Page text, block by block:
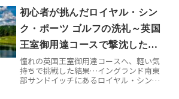
回目は縄文杉トレッキングで体力不足に
より途中リタイア...
初心者が挑んだロイヤル・シン
ク・ポーツ ゴルフの洗礼～英国
王室御用達コースで撃沈した理
由
憧れの英国王室御用達コースへ、軽い気
持ちで挑戦した結果…イングランド南東
部サンドイッチにあるロイヤル・シン